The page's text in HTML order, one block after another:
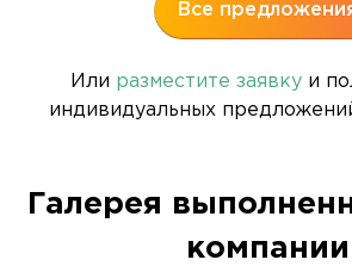
Все
Или разместите заявкуи
индивидуальных
Галерея
компании